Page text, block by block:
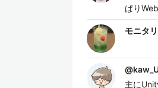
ぱり
モニタ
@
主に